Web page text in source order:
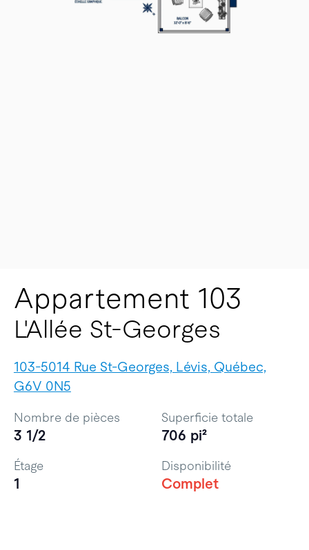
Appartement 103
L'Allée St-Georges
103-5014 Rue St-Georges, Lévis, Québec,
G6V 0N5
Nombre de pièces
3 1/2
Superficie totale
706 pi²
Étage
1
Disponibilité
Complet